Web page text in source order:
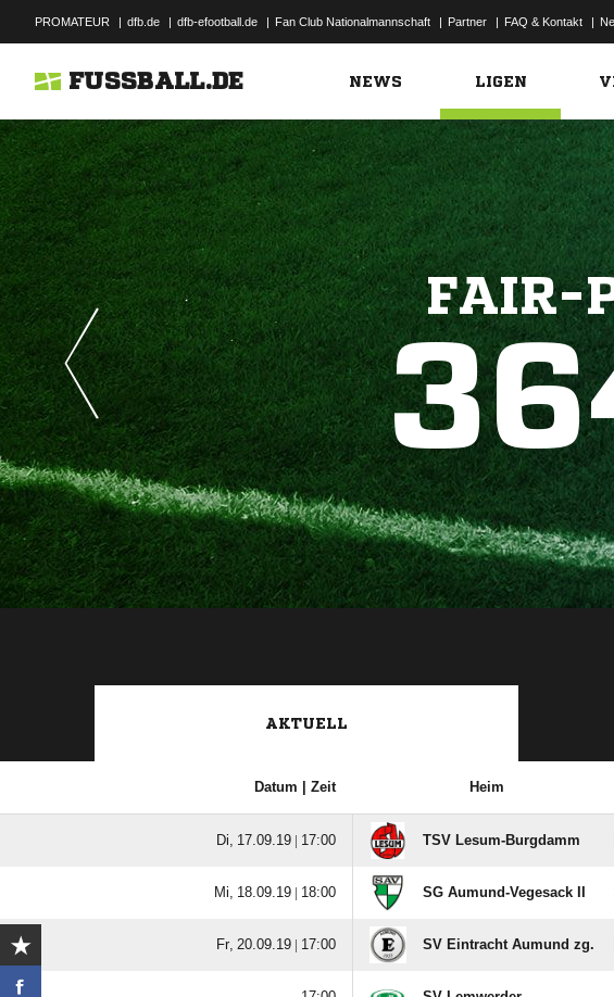
PROMATEUR | dfb.de | dfb-efootball.de | Fan Club Nationalmannschaft | Partner | FAQ & Kontakt |
FUSSBALL.DE NEWS LIGEN
FAIR-
AKTUELL
Datum | Zeit Heim
  |  TSV Lesum-Burgdamm
  |  SG Aumund-Vegesack II
  |  SV Eintracht Aumund zg.